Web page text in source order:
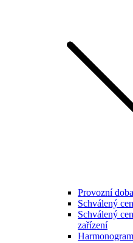
Provozní doba
Schválený
Schválený
zařízení